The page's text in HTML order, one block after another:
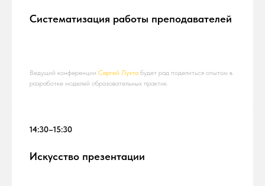
Систематизация работы преподавателей
Ведущий конференции Сергей Лухта будет рад поделиться опытом в
разработке моделей образовательных практик.
14:30–15:30
Искусство презентации